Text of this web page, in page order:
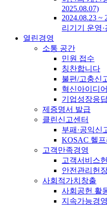
2025.08.07)
2024.08.23 ~
리기기 운영·
열린경영
소통 공간
민원 접수
칭찬합니다
불편/고충신
혁신아이디
기업성장응
제증명서 발급
클린신고센터
부패·공익신
KOSAC 헬프
고객만족경영
고객서비스
안전관리헌
사회적가치창출
사회공헌 활
지속가능경영